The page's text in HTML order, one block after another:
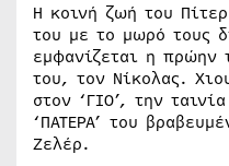
Η κοινή ζωή του
του με το μωρό τους
εμφανίζεται η πρώην
του, τον Νίκολας.
στον ‘ΓΙΟ’, την
‘ΠΑΤΕΡΑ’ του
Ζελέρ.​